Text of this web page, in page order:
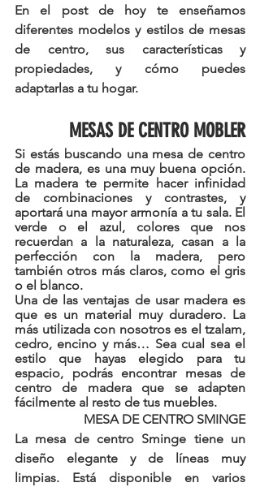
En el post de hoy te enseñamos
diferentes modelos y estilos de mesas
de centro, sus características y
propiedades, y cómo puedes
adaptarlas a tu hogar.
MESAS DE CENTRO MOBLER
Si estás buscando una mesa de centro
de madera, es una muy buena opción.
La madera te permite hacer infinidad
de combinaciones y contrastes, y
aportará una mayor armonía a tu sala. El
verde o el azul, colores que nos
recuerdan a la naturaleza, casan a la
perfección con la madera, pero
también otros más claros, como el gris
o el blanco.
Una de las ventajas de usar madera es
que es un material muy duradero. La
más utilizada con nosotros es el tzalam,
cedro, encino y más… Sea cual sea el
estilo que hayas elegido para tu
espacio, podrás encontrar mesas de
centro de madera que se adapten
fácilmente al resto de tus muebles.
MESA DE CENTRO SMINGE
La mesa de centro Sminge tiene un
diseño elegante y de líneas muy
limpias. Está disponible en varios